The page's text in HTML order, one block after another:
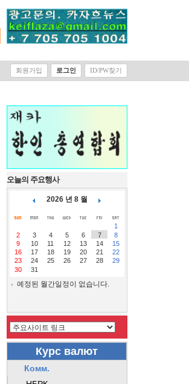
회원가입 로그인 ID/PW찾기
오늘의 주요행사
2026 년 8 월
1
2
3 4 5 6 7
8
9
10 11 12 13 14
15
16
17 18 19 20 21
22
23
24 25 26 27 28
29
30
31
예정된 월간일정이 없습니다.